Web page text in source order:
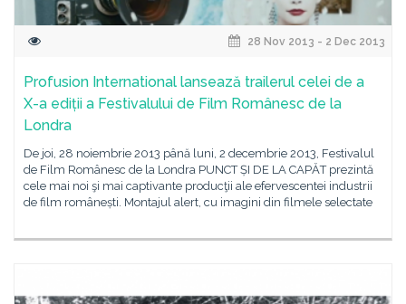
28 Nov 2013 - 2 Dec 2013
Profusion International lansează trailerul celei de a
X-a ediții a Festivalului de Film Românesc de la
Londra
De joi, 28 noiembrie 2013 până luni, 2 decembrie 2013, Festivalul
de Film Românesc de la Londra PUNCT ȘI DE LA CAPĂT prezintă
cele mai noi şi mai captivante producţii ale efervescentei industrii
de film românești. Montajul alert, cu imagini din filmele selectate